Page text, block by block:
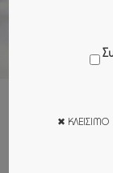
ΜΕΤΑΛΛΙΚΟ ΧΡΥΣΟ
✖ ΚΛΕΊΣΙΜΟ